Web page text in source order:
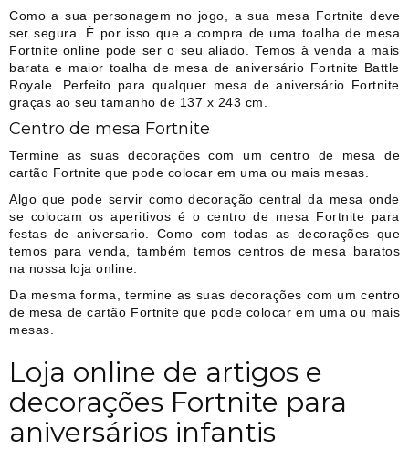
Como a sua personagem no jogo, a sua mesa Fortnite deve
ser segura. É por isso que a compra de uma toalha de mesa
Fortnite online pode ser o seu aliado. Temos à venda a mais
barata e maior toalha de mesa de aniversário Fortnite Battle
Royale. Perfeito para qualquer mesa de aniversário Fortnite
graças ao seu tamanho de 137 x 243 cm.
Centro de mesa Fortnite
Termine as suas decorações com um centro de mesa de
cartão Fortnite que pode colocar em uma ou mais mesas.
Algo que pode servir como decoração central da mesa onde
se colocam os aperitivos é o centro de mesa Fortnite para
festas de aniversario. Como com todas as decorações que
temos para venda, também temos centros de mesa baratos
na nossa loja online.
Da mesma forma, termine as suas decorações com um centro
de mesa de cartão Fortnite que pode colocar em uma ou mais
mesas.
Loja online de artigos e
decorações Fortnite para
aniversários infantis